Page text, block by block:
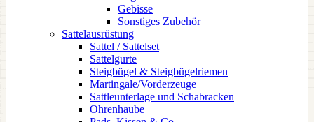
Gebisse
Sonstiges Zubehör
Sattelausrüstung
Sattel / Sattelset
Sattelgurte
Steigbügel & Steigbügelriemen
Martingale/Vorderzeuge
Sattleunterlage und Schabracken
Ohrenhaube